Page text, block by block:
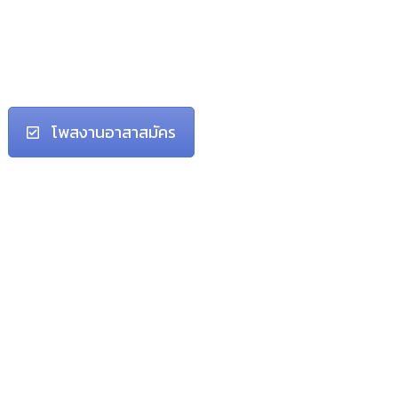
โพสงานอาสาสมัคร